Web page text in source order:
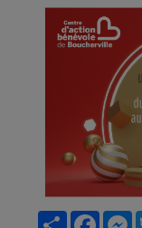
Partager